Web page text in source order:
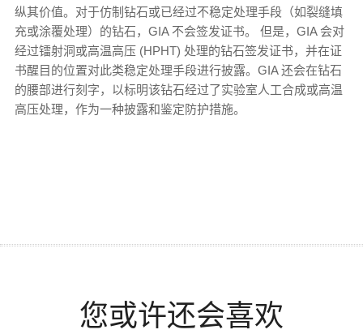
纵其价值。对于仿制钻石或已经过不稳定处理手段（如裂缝填
充或涂覆处理）的钻石，GIA 不会签发证书。 但是，GIA 会对
经过镭射洞或高温高压 (HPHT) 处理的钻石签发证书，并在证
书醒目的位置对此类稳定处理手段进行披露。GIA 还会在钻石
的腰部进行刻字，以标明该钻石经过了实验室人工合成或高温
高压处理，作为一种披露和鉴定防护措施。
您或许还会喜欢